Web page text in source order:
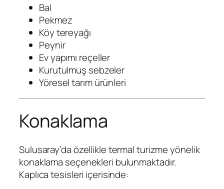
Bal
Pekmez
Köy tereyağı
Peynir
Ev yapımı reçeller
Kurutulmuş sebzeler
Yöresel tarım ürünleri
Konaklama
Sulusaray’da özellikle termal turizme yönelik
konaklama seçenekleri bulunmaktadır.
Kaplıca tesisleri içerisinde: